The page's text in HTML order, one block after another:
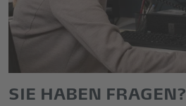
SIE HABEN FRAGEN?